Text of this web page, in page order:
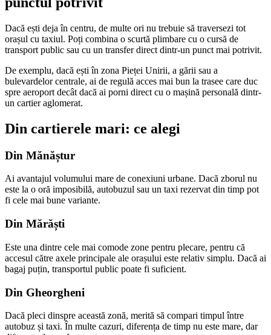
Dacă ești deja în centru, de multe ori nu trebuie să traversezi tot
orașul cu taxiul. Poți combina o scurtă plimbare cu o cursă de
transport public sau cu un transfer direct dintr-un punct mai potrivit.
De exemplu, dacă ești în zona Pieței Unirii, a gării sau a
bulevardelor centrale, ai de regulă acces mai bun la trasee care duc
spre aeroport decât dacă ai porni direct cu o mașină personală dintr-
un cartier aglomerat.
Din cartierele mari: ce alegi
Din Mănăștur
Ai avantajul volumului mare de conexiuni urbane. Dacă zborul nu
este la o oră imposibilă, autobuzul sau un taxi rezervat din timp pot
fi cele mai bune variante.
Din Mărăști
Este una dintre cele mai comode zone pentru plecare, pentru că
accesul către axele principale ale orașului este relativ simplu. Dacă ai
bagaj puțin, transportul public poate fi suficient.
Din Gheorgheni
Dacă pleci dinspre această zonă, merită să compari timpul între
autobuz și taxi. În multe cazuri, diferența de timp nu este mare, dar